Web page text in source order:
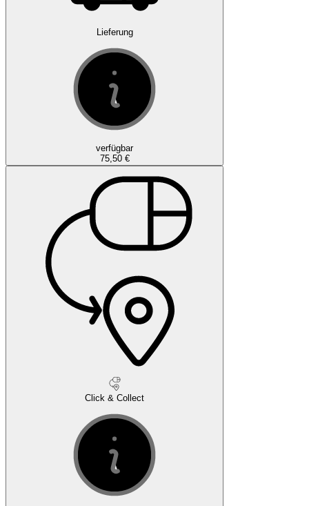
Lieferung
verfügbar
75,50 €
Click & Collect